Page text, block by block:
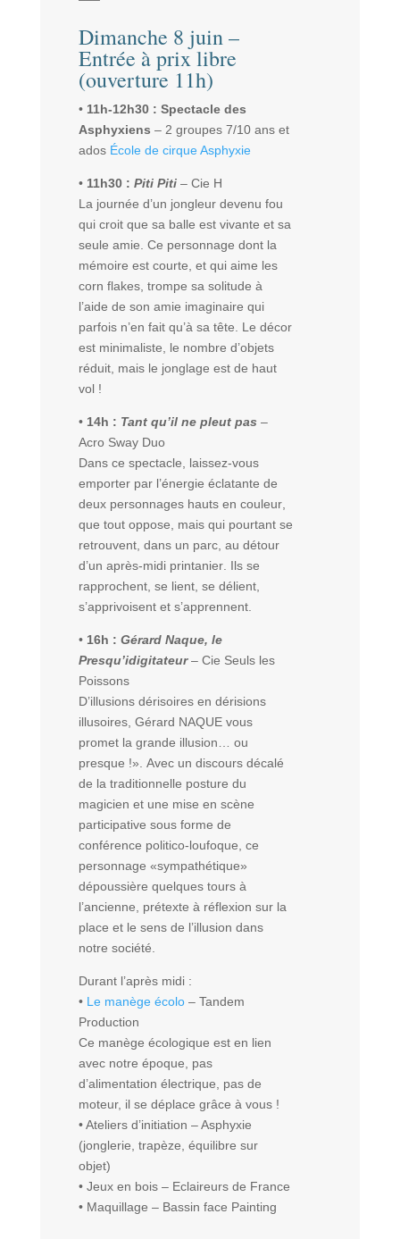
Dimanche 8 juin –
Entrée à prix libre
(ouverture 11h)
• 11h-12h30 : Spectacle des
Asphyxiens – 2 groupes 7/10 ans et
ados École de cirque Asphyxie
• 11h30 : Piti Piti – Cie H
La journée d’un jongleur devenu fou
qui croit que sa balle est vivante et sa
seule amie. Ce personnage dont la
mémoire est courte, et qui aime les
corn flakes, trompe sa solitude à
l’aide de son amie imaginaire qui
parfois n’en fait qu’à sa tête. Le décor
est minimaliste, le nombre d’objets
réduit, mais le jonglage est de haut
vol !
• 14h : Tant qu’il ne pleut pas –
Acro Sway Duo
Dans ce spectacle, laissez-vous
emporter par l’énergie éclatante de
deux personnages hauts en couleur,
que tout oppose, mais qui pourtant se
retrouvent, dans un parc, au détour
d’un après-midi printanier. Ils se
rapprochent, se lient, se délient,
s’apprivoisent et s’apprennent.
• 16h : Gérard Naque, le
Presqu’idigitateur – Cie Seuls les
Poissons
D’illusions dérisoires en dérisions
illusoires, Gérard NAQUE vous
promet la grande illusion… ou
presque !». Avec un discours décalé
de la traditionnelle posture du
magicien et une mise en scène
participative sous forme de
conférence politico-loufoque, ce
personnage «sympathétique»
dépoussière quelques tours à
l’ancienne, prétexte à réflexion sur la
place et le sens de l’illusion dans
notre société.
Durant l’après midi :
• Le manège écolo– Tandem
Production
Ce manège écologique est en lien
avec notre époque, pas
d’alimentation électrique, pas de
moteur, il se déplace grâce à vous !
• Ateliers d’initiation – Asphyxie
(jonglerie, trapèze, équilibre sur
objet)
• Jeux en bois – Eclaireurs de France
• Maquillage – Bassin face Painting